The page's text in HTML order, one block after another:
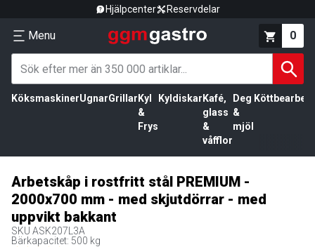
Hjälpcenter Reservdelar
Menu 0
KöksmaskinerUgnarGrillar Kyl
&
Frys
Kyldiskar Kafé,
glass
&
våfflor
Deg
&
mjöl
Arbetskåp i rostfritt stål PREMIUM -
2000x700 mm - med skjutdörrar - med
uppvikt bakkant
SKU ASK207L3A
Bärkapacitet: 500 kg